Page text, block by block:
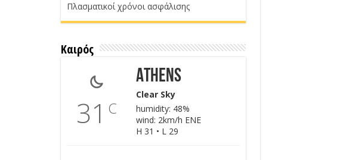
Πλασματικοί χρόνοι ασφάλισης
Καιρός
31 C
Athens
Clear Sky
humidity: 48%
wind: 2km/h ENE
H 31 • L 29